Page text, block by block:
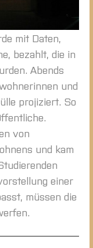
mit Daten,
bezahlt, die in
Abends
und
projiziert. So
von
und kam
einer
müssen die